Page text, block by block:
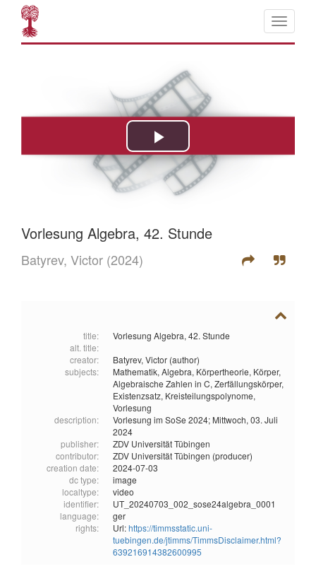
Vorlesung Algebra, 42. Stunde
Batyrev, Victor (2024)
title:
Vorlesung Algebra, 42. Stunde
alt. title:
creator:
Batyrev, Victor (author)
subjects:
Mathematik, Algebra, Körpertheorie, Körper,
Algebraische Zahlen in C, Zerfällungskörper,
Existenzsatz, Kreisteilungspolynome,
Vorlesung
description:
Vorlesung im SoSe 2024; Mittwoch, 03. Juli
2024
publisher:
ZDV Universität Tübingen
contributor:
ZDV Universität Tübingen (producer)
creation date:
2024-07-03
dc type:
image
localtype:
video
identifier:
UT_20240703_002_sose24algebra_0001
language:
ger
rights:
Url:https://timmsstatic.uni-
tuebingen.de/jtimms/TimmsDisclaimer.html?
639216914382600995